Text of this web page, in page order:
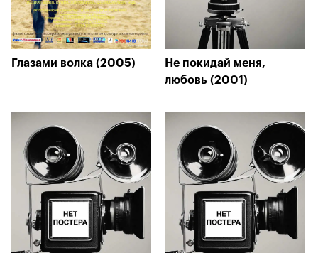
Глазами волка (2005)
Не покидай меня,
любовь (2001)